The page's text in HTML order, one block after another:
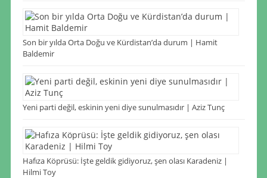
Son bir yılda Orta Doğu ve Kürdistan’da durum | Hamit
Baldemir
Yeni parti değil, eskinin yeni diye sunulmasıdır | Aziz Tunç
Hafıza Köprüsü: İşte geldik gidiyoruz, şen olası Karadeniz |
Hilmi Toy